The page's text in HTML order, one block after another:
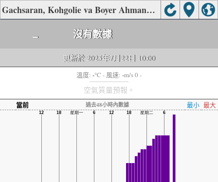
Gachsaran, Kohgolie va Boyer Ahman空氣質量
- 沒有數據
更新於 2025年7月22日 10:00
溫度: -°C - 風速: -m/s 0 -
空氣質量預報。
當前 過去48小時內數據 最小 最大